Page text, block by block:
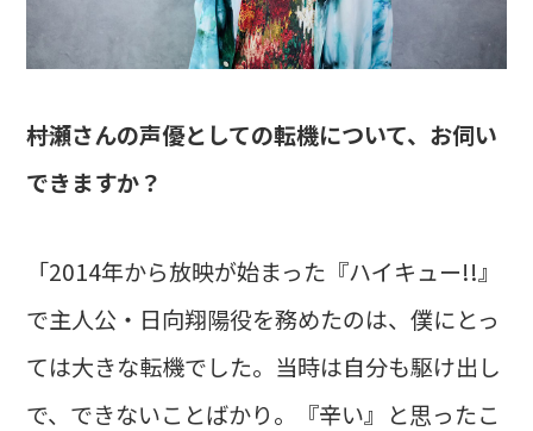
――村瀬さんの声優としての転機について、お伺い
できますか？
「2014年から放映が始まった『ハイキュー!!』
で主人公・日向翔陽役を務めたのは、僕にとっ
ては大きな転機でした。当時は自分も駆け出し
で、できないことばかり。『辛い』と思ったこ